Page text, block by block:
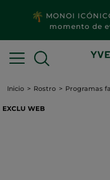
MONOI
momento de
Inicio Rostro Programas